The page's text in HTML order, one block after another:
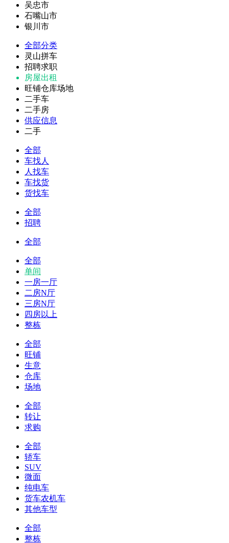
吴忠市
石嘴山市
银川市
全部分类
灵山拼车
招聘求职
房屋出租
旺铺仓库场地
二手车
二手房
供应信息
二手
全部
车找人
人找车
车找货
货找车
全部
招聘
全部
全部
单间
一房一厅
二房N厅
三房N厅
四房以上
整栋
全部
旺铺
生意
仓库
场地
全部
转让
求购
全部
轿车
SUV
微面
纯电车
货车农机车
其他车型
全部
整栋